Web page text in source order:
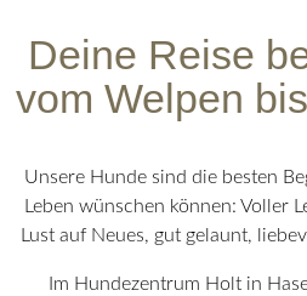
Deine Reise
vom Welpen
Unsere Hunde sind die besten
Leben wünschen können: Voller
Lust auf Neues, gut gelaunt,
Im Hundezentrum Holt in